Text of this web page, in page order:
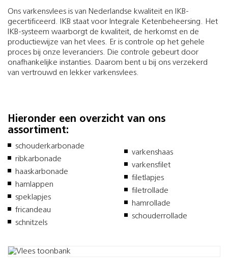
Ons varkensvlees is van Nederlandse kwaliteit en IKB-
gecertificeerd. IKB staat voor Integrale Ketenbeheersing. Het
IKB-systeem waarborgt de kwaliteit, de herkomst en de
productiewijze van het vlees. Er is controle op het gehele
proces bij onze leveranciers. Die controle gebeurt door
onafhankelijke instanties. Daarom bent u bij ons verzekerd
van vertrouwd en lekker varkensvlees.
Hieronder een overzicht van ons
assortiment:
schouderkarbonade
ribkarbonade
haaskarbonade
hamlappen
speklapjes
fricandeau
schnitzels
varkenshaas
varkensfilet
filetlapjes
filetrollade
hamrollade
schouderrollade